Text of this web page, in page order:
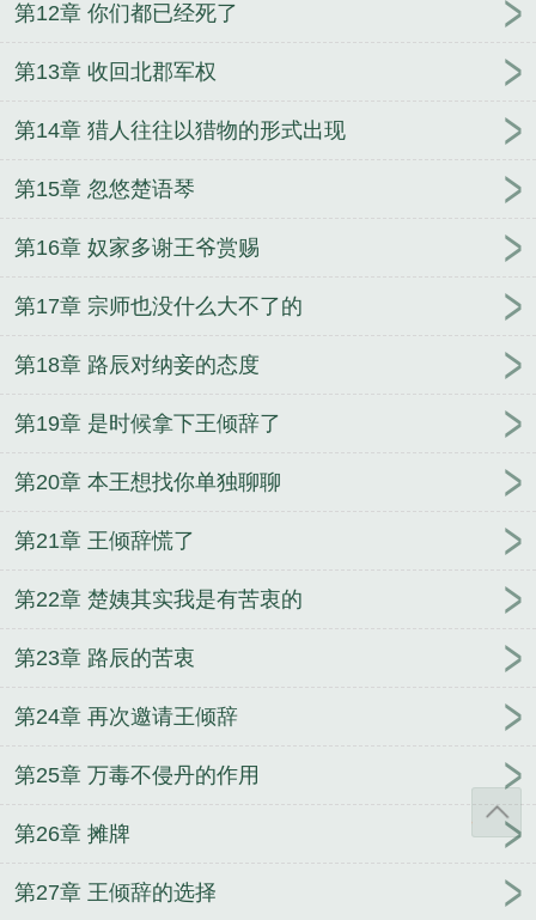
第12章 你们都已经死了
第13章 收回北郡军权
第14章 猎人往往以猎物的形式出现
第15章 忽悠楚语琴
第16章 奴家多谢王爷赏赐
第17章 宗师也没什么大不了的
第18章 路辰对纳妾的态度
第19章 是时候拿下王倾辞了
第20章 本王想找你单独聊聊
第21章 王倾辞慌了
第22章 楚姨其实我是有苦衷的
第23章 路辰的苦衷
第24章 再次邀请王倾辞
第25章 万毒不侵丹的作用
第26章 摊牌
第27章 王倾辞的选择